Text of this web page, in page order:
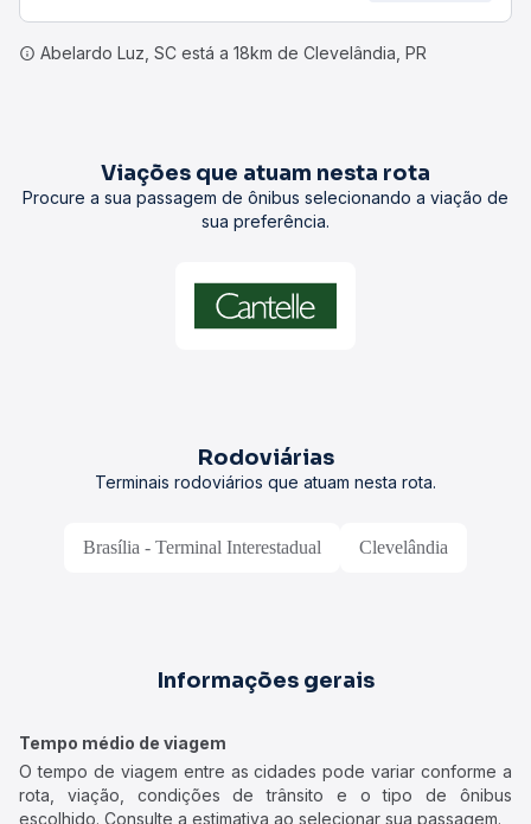
Abelardo Luz, SC está a 18km de Clevelândia, PR
Viações que atuam nesta rota
Procure a sua passagem de ônibus selecionando a viação de
sua preferência.
Rodoviárias
Terminais rodoviários que atuam nesta rota.
Brasília - Terminal Interestadual Clevelândia
Informações gerais
Tempo médio de viagem
O tempo de viagem entre as cidades pode variar conforme a
rota, viação, condições de trânsito e o tipo de ônibus
escolhido. Consulte a estimativa ao selecionar sua passagem.